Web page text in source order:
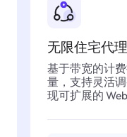
无限住宅代理
基于带宽的计
量，支持灵活
现可扩展的 Web